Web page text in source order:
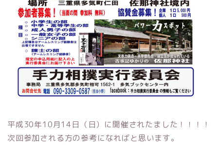
平成30年10月14日（日）に開催されたました！！！！
次回参加される方の参考になればと思います。